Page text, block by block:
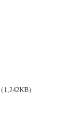
（1,242KB）